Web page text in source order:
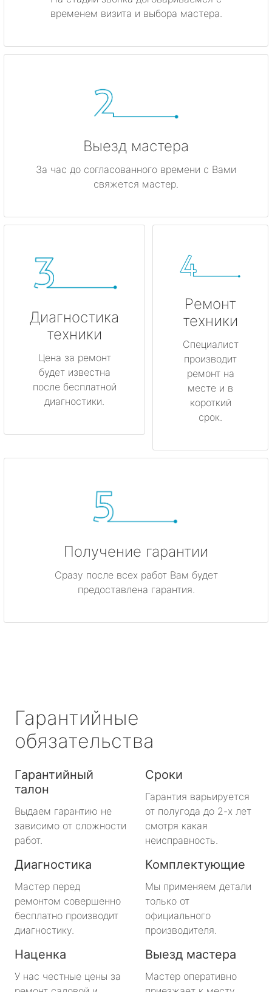
временем визита и выбора мастера.
Выезд мастера
За час до согласованного времени с Вами
свяжется мастер.
Диагностика
техники
Цена за ремонт
будет известна
после бесплатной
диагностики.
Ремонт
техники
Специалист
производит
ремонт на
месте и в
короткий
срок.
Получение гарантии
Сразу после всех работ Вам будет
предоставлена гарантия.
Гарантийные
обязательства
Гарантийный
талон
Выдаем гарантию не
зависимо от сложности
работ.
Сроки
Гарантия варьируется
от полугода до 2-х лет
смотря какая
неисправность.
Диагностика
Мастер перед
ремонтом совершенно
бесплатно производит
диагностику.
Комплектующие
Мы применяем детали
только от
официального
производителя.
Наценка
У нас честные цены за
Выезд мастера
Мастер оперативно